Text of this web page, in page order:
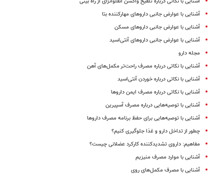
آشنایی با عوارض جانبی داروهای مهارکننده بتا
آشنایی با عوارض جانبی داروهای مسکن
آشنایی با عوارض جانبی داروهای آنتی‌اسید
مجله دارو
آشنایی با نکاتی درباره مصرف راحت‌تر مکمل‌های آهن
آشنایی با نکاتی درباره خوردن آنتی‌اسید
آشنایی با نکاتی درباره مصرف ایمن داروها
آشنایی با توصیه‌هایی درباره مصرف آسپیرین
آشنایی با توصیه‌هایی برای حفظ برنامه مصرف داروها
چطور از تداخل دارو و غذا جلوگیری کنیم؟
مفاهیم: داروی تشدیدکننده کارکرد عضلانی چیست؟
آشنایی با موارد مصرف منیزیم
آشنایی با مصرف مکمل‌های روی